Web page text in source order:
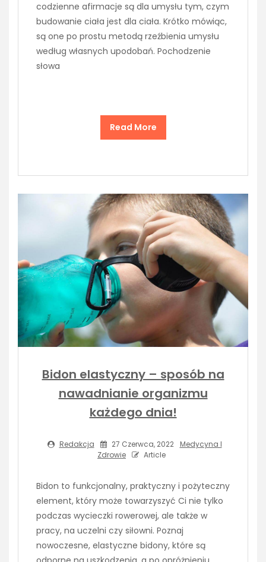
codzienne afirmacje są dla umysłu tym, czym
budowanie ciała jest dla ciała. Krótko mówiąc,
są one po prostu metodą rzeźbienia umysłu
według własnych upodobań. Pochodzenie
słowa
Read More
Bidon elastyczny – sposób na
nawadnianie organizmu
każdego dnia!
Redakcja 27 Czerwca, 2022
Medycyna I
Zdrowie
Article
Bidon to funkcjonalny, praktyczny i pożyteczny
element, który może towarzyszyć Ci nie tylko
podczas wycieczki rowerowej, ale także w
pracy, na uczelni czy siłowni. Poznaj
nowoczesne, elastyczne bidony, które są